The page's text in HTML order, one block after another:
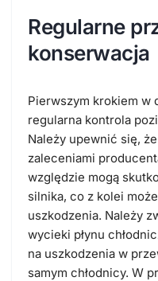
Regularne
konserwacja
Pierwszym krokiem w
regularna kontrola
Należy upewnić się,
zaleceniami
względzie mogą
silnika, co z kolei
uszkodzenia. Należy
wycieki płynu
na uszkodzenia w
samym chłodnicy. W